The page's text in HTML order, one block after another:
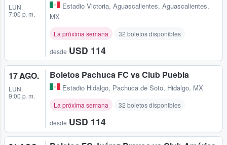
LUN.
7:00 p. m.
Estadio Victoria, Aguascalientes, Aguascalientes,
MX
La próxima semana 32 boletos disponibles
desde USD 114
17 AGO.
LUN.
9:00 p. m.
Boletos Pachuca FC vs Club Puebla
Estadio Hidalgo, Pachuca de Soto, Hidalgo, MX
La próxima semana 32 boletos disponibles
desde USD 114